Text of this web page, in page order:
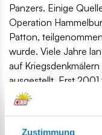
Zustimmung
Panzers. Einige
Operation
Patton,
wurde. Viele Jahre
auf
ausgestellt. Erst
Goode dazu bei,
Wracks
sorgfältig restauriert